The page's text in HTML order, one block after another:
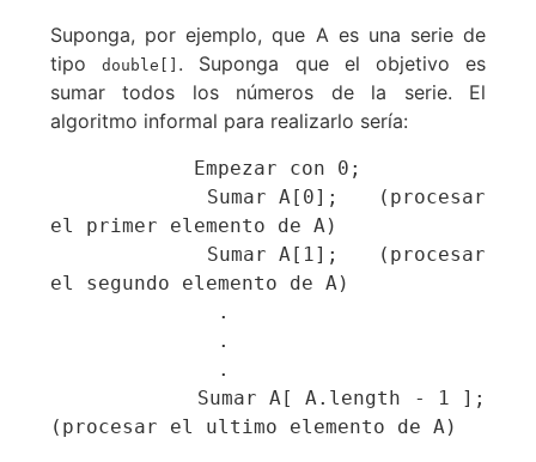
Suponga, por ejemplo, que A es una serie de
tipodouble[] . Suponga que el objetivo es
sumar todos los números de la serie. El
algoritmo informal para realizarlo sería:
el primer elemento de A)
el segundo elemento de A)
(procesar el ultimo elemento de A)